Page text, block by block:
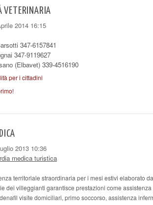
VETERINARIA
2014 16:15
347-6157841
347-9119627
(Elbavet) 339-4516190
per i cittadini
2013 10:36
medica turistica
territoriale straordinaria per i mesi estivi elaborato
dei villeggianti garantisce prestazioni come
visite domiciliari, primo soccorso, assistenza